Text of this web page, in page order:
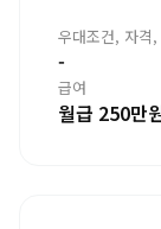
우대조건, 자격
-
급여
월급 250만